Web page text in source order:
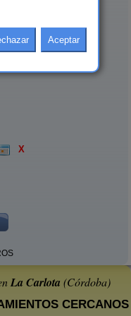
X
La Carlota (Córdoba)
CERCANOS